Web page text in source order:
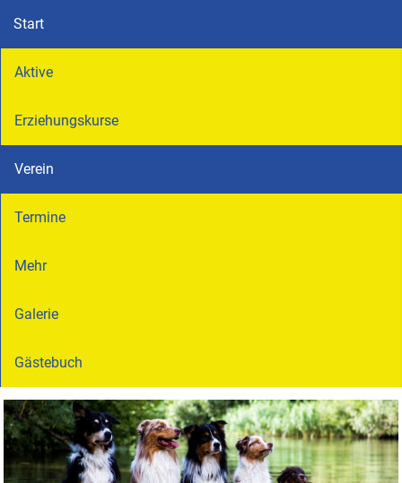
Start
Aktive
Erziehungskurse
Verein
Termine
Mehr
Galerie
Gästebuch